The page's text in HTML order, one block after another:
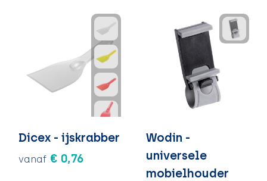
Dicex - ijskrabber
vanaf € 0,76
Wodin -
universele
mobielhouder